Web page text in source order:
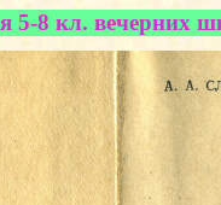
5-8 кл. вечерних